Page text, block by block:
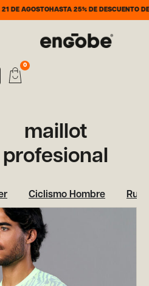
AGOSTOHASTA 25% DE DESCUENTO DEL
0
maillot
profesional
Ciclismo Hombre